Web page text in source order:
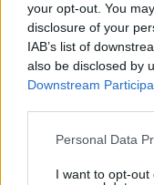
your opt-out. You
disclosure of your
IAB’s list of
also be disclosed by
Downstream
Please note that this
not limited to your
Personal Data
I want to opt-
Κρήτη ζητά...